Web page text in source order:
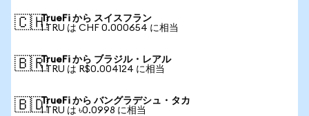
🇨🇭TrueFi から スイスフラン
1 TRU は CHF 0.000654 に相当
🇧🇷TrueFi から ブラジル・レアル
1 TRU は R$0.004124 に相当
🇧🇩TrueFi から バングラデシュ・タカ
1 TRU は ৳0.0998 に相当